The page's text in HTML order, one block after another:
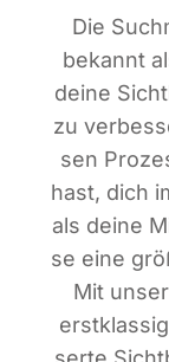
Die
bekannt
dei­ne
zu
sen
hast, dich
als dei­ne
se eine
Mit